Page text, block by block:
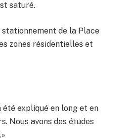
saturé.
stationnement de la Place
zones résidentielles et
été expliqué en long et en
Nous avons des études